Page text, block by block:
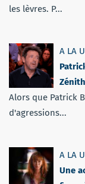
les lèvres. P...
A LA
Alors que Patrick
d'agressions...
A LA
Une